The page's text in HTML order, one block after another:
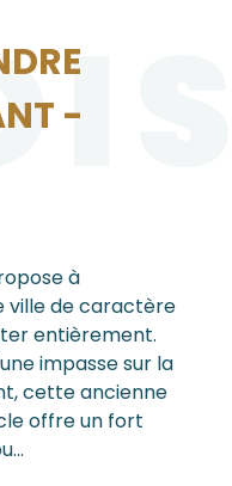
-
à
ville de caractère
entièrement.
impasse sur la
cette ancienne
offre un fort